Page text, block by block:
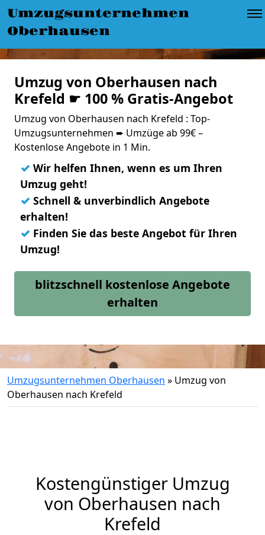
Umzugsunternehmen
Oberhausen
Umzug von Oberhausen nach
Krefeld ☛ 100 % Gratis-Angebot
Umzug von Oberhausen nach Krefeld : Top-
Umzugsunternehmen ➨ Umzüge ab 99€ –
Kostenlose Angebote in 1 Min.
✓ Wir helfen Ihnen, wenn es um Ihren
Umzug geht!
✓ Schnell & unverbindlich Angebote
erhalten!
✓ Finden Sie das beste Angebot für Ihren
Umzug!
blitzschnell kostenlose Angebote
erhalten
Umzugsunternehmen Oberhausen » Umzug von
Oberhausen nach Krefeld
Kostengünstiger Umzug
von Oberhausen nach
Krefeld